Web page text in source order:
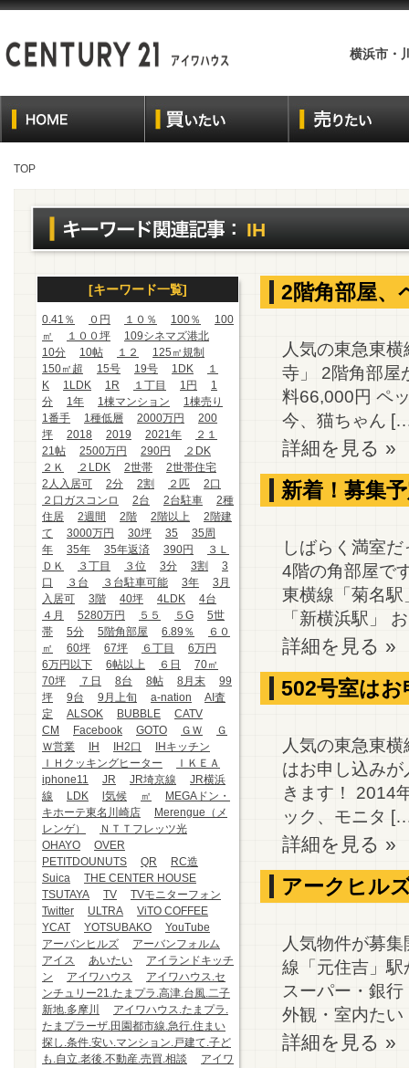
横浜市・
TOP
IH
[キーワード一覧]
0.41％ ０円 １０％ 100％
100
㎡
１００坪
109シネマズ港北
10分
10帖 １２
125㎡規制
150㎡超
15号 19号 1DK
１
K
1LDK 1R １丁目 1円
1
分
1年 1棟マンション
1棟売り
1番手
1種低層 2000万円
200
坪
2018 2019 2021年
２１
21帖
2500万円 290円
２DK
２Ｋ
２LDK 2世帯
2世帯住宅
2人入居可
2分 2割 ２匹
2口
２口ガスコンロ
2台 2台駐車
2種
住居
2週間 2階 2階以上
2階建
て
3000万円 30坪 35
35周
年
35年 35年返済 390円
３Ｌ
ＤＫ
３丁目 ３位 3分 3割
3
口
３台 ３台駐車可能 3年
3月
入居可
3階 40坪 4LDK
4台
４月
5280万円 ５５ ５G
5世
帯
5分 5階角部屋 6.89％
６０
㎡
60坪 67坪 ６丁目
6万円
6万円以下
6帖以上 ６日
70㎡
70坪
７日 8台 8帖 8月末
99
坪
9台 9月上旬 a-nation
AI査
定
ALSOK BUBBLE
CATV
CM
Facebook GOTO ＧＷ
Ｇ
Ｗ営業
IH IH2口
IHキッチン
ＩＨクッキングヒーター
ＩＫＥＡ
iphone11
JR JR埼京線
JR横浜
線
LDK l気候 ㎡
MEGAドン・
キホーテ東名川崎店
Merengue（メ
レンゲ）
ＮＴＴフレッツ光
OHAYO
OVER
PETITDOUNUTS
QR
RC造
Suica
THE CENTER HOUSE
TSUTAYA
TV
TVモニターフォン
Twitter
ULTRA
ViTO COFFEE
YCAT
YOTSUBAKO
YouTube
アーバンヒルズ
アーバンフォルム
アイス
あいたい
アイランドキッチ
ン
アイワハウス
アイワハウス.セ
ンチュリー21.たまプラ.高津.台風.二子
新地.多摩川
アイワハウス.たまプラ.
たまプラーザ.田園都市線.急行.住まい
探し.条件.安い.マンション.戸建て.子ど
も.自立.老後.不動産.売買.相談
アイワ
2階角部屋、
人気の東急東
寺」 2階角部屋
料66,000円 ペ
今、猫ちゃん
詳細を見る »
新着！募集
しばらく満室
4階の角部屋で
東横線「菊名
「新横浜駅」
詳細を見る »
502号室は
人気の東急東
はお申し込み
きます！ 2014
ック、モニタ
詳細を見る »
アークヒル
人気物件が募
線「元住吉」
スーパー・銀
外観・室内た
詳細を見る »